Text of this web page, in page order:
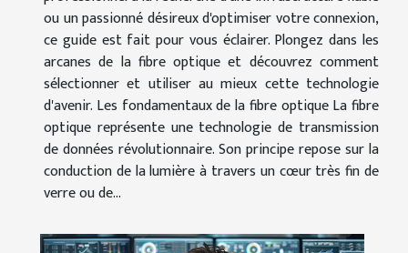
ou un passionné désireux d'optimiser votre connexion,
ce guide est fait pour vous éclairer. Plongez dans les
arcanes de la fibre optique et découvrez comment
sélectionner et utiliser au mieux cette technologie
d'avenir. Les fondamentaux de la fibre optique La fibre
optique représente une technologie de transmission
de données révolutionnaire. Son principe repose sur la
conduction de la lumière à travers un cœur très fin de
verre ou de...